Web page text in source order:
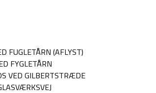
FUGLETÅRN (AFLYST)
FYGLETÅRN
VED GILBERTSTRÆDE